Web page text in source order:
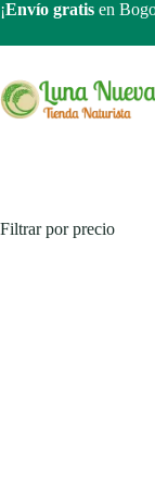
Saltar
contenido
¡Envío gratis en
Filtrar por precio